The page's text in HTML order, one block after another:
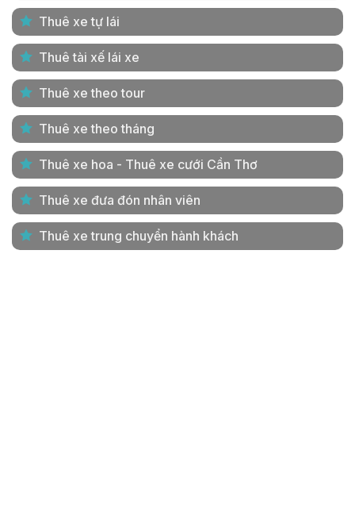
Thuê xe tự lái
Thuê tài xế lái xe
Thuê xe theo tour
Thuê xe theo tháng
Thuê xe hoa - Thuê xe cưới Cần Thơ
Thuê xe đưa đón nhân viên
Thuê xe trung chuyển hành khách